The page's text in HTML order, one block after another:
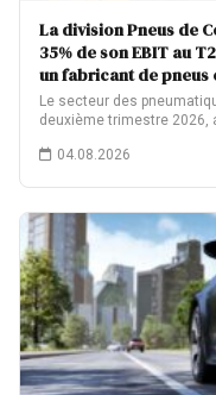
La division Pneus de
35% de son EBIT au
un fabricant de pneus
Le secteur des
deuxième trimestre 2026,
04.08.2026